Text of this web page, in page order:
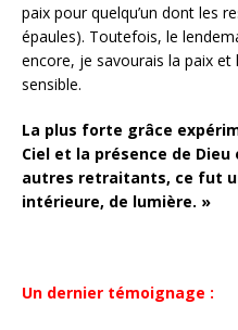
paix pour quelqu’un dont les
épaules). Toutefois, le
encore, je savourais la paix
sensible.
La plus forte grâce
Ciel et la présence de
autres retraitants, ce fut
intérieure, de lumière. »
Un dernier témoignage :